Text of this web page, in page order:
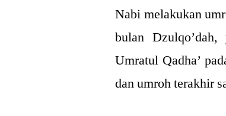
Nabi melakukan
bulan
Umratul Qadha’
dan umroh terakhir